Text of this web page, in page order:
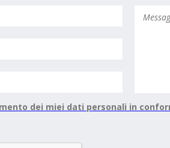
dei miei dati personali in